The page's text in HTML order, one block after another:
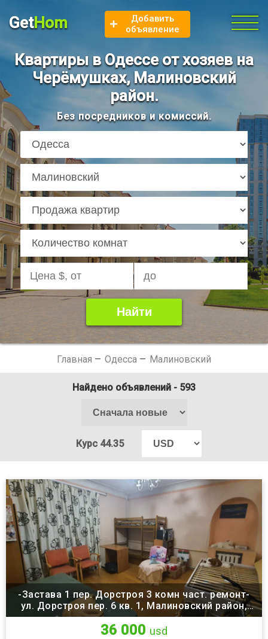
GetHom
Добавить
объявление
Квартиры в Одессе от хозяев на
Черёмушках, Малиновский
район.
Без посредников и комиссий.
Главная Одесса Малиновский
Найдено объявлений - 593
Курс 44.35
-Застава 1 пер. Дорстроя 3 комн част. ремонт-
ул. Дорстроя пер. 6 кв. 1, Малиновский район,
Одесса
36 000 usd